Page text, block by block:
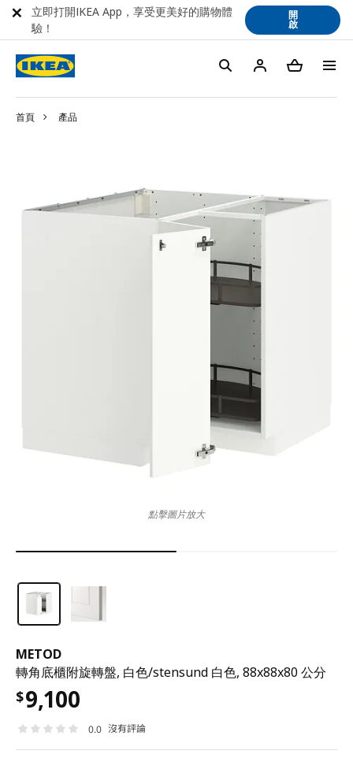
首頁 產品
METOD
轉角底櫃附旋轉盤, 白色/stensund 白色, 88x88x80 公分
$9,100
0.0 沒有評論
點擊圖片放大
立即打開IKEA App，享受更美好的購物體
驗！
開
啟